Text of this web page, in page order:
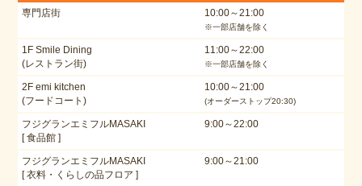
専門店街 10:00～21:00
※一部店舗を除く
1F Smile Dining
(レストラン街)
11:00～22:00
※一部店舗を除く
2F emi kitchen
(フードコート)
10:00～21:00
(オーダーストップ20:30)
フジグランエミフルMASAKI
[ 食品館 ]
9:00～22:00
フジグランエミフルMASAKI
[ 衣料・くらしの品フロア ]
9:00～21:00